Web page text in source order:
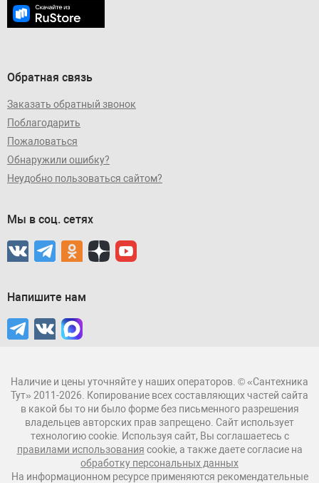
Обратная связь
Заказать обратный звонок
Поблагодарить
Пожаловаться
Обнаружили ошибку?
Неудобно пользоваться сайтом?
Мы в соц. сетях
Напишите нам
Наличие и цены уточняйте у наших операторов. © «Сантехника
Тут» 2011-2026. Копирование всех составляющих частей сайта
в какой бы то ни было форме без письменного разрешения
владельцев авторских прав запрещено. Сайт использует
технологию cookie. Используя сайт, Вы соглашаетесь с
правилами использования cookie, а также даете согласие на
обработку персональных данных
На информационном ресурсе применяются рекомендательные